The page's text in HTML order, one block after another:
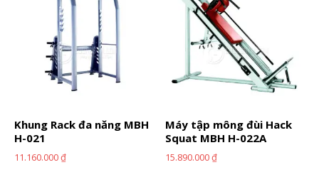
Khung Rack đa năng MBH
H-021
11.160.000₫
Máy tập mông đùi Hack
Squat MBH H-022A
15.890.000₫